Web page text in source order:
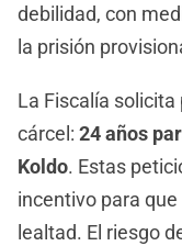
debilidad, con
la prisión
La Fiscalía
cárcel: 24 años
Koldo. Estas
incentivo para
lealtad. El riesgo